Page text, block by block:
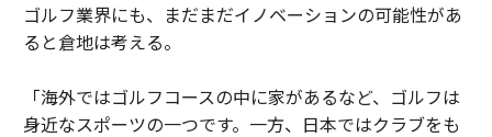
ゴルフ業界にも、まだまだイノベーションの可能性があ
ると倉地は考える。
「海外ではゴルフコースの中に家があるなど、ゴルフは
身近なスポーツの一つです。一方、日本ではクラブをも